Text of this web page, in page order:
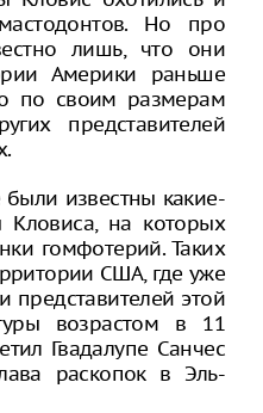
Но про
лишь, что они
Америки раньше
по своим размерам
представителей
известны какие-
Кловиса, на которых
гомфотерий. Таких
США, где уже
представителей этой
возрастом в 11
Гвадалупе Санчес
раскопок в Эль-